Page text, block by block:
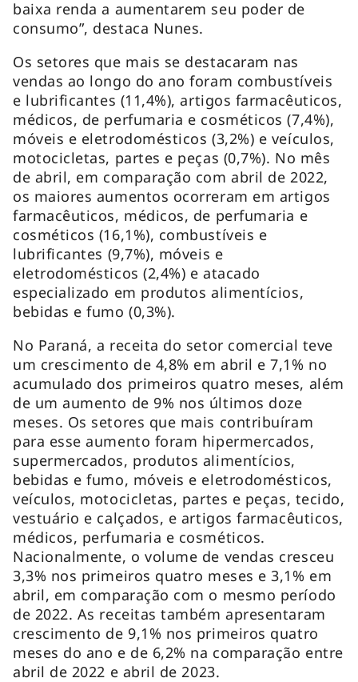
baixa renda a aumentarem seu poder de
consumo”, destaca Nunes.
Os setores que mais se destacaram nas
vendas ao longo do ano foram combustíveis
e lubrificantes (11,4%), artigos farmacêuticos,
médicos, de perfumaria e cosméticos (7,4%),
móveis e eletrodomésticos (3,2%) e veículos,
motocicletas, partes e peças (0,7%). No mês
de abril, em comparação com abril de 2022,
os maiores aumentos ocorreram em artigos
farmacêuticos, médicos, de perfumaria e
cosméticos (16,1%), combustíveis e
lubrificantes (9,7%), móveis e
eletrodomésticos (2,4%) e atacado
especializado em produtos alimentícios,
bebidas e fumo (0,3%).
No Paraná, a receita do setor comercial teve
um crescimento de 4,8% em abril e 7,1% no
acumulado dos primeiros quatro meses, além
de um aumento de 9% nos últimos doze
meses. Os setores que mais contribuíram
para esse aumento foram hipermercados,
supermercados, produtos alimentícios,
bebidas e fumo, móveis e eletrodomésticos,
veículos, motocicletas, partes e peças, tecido,
vestuário e calçados, e artigos farmacêuticos,
médicos, perfumaria e cosméticos.
Nacionalmente, o volume de vendas cresceu
3,3% nos primeiros quatro meses e 3,1% em
abril, em comparação com o mesmo período
de 2022. As receitas também apresentaram
crescimento de 9,1% nos primeiros quatro
meses do ano e de 6,2% na comparação entre
abril de 2022 e abril de 2023.